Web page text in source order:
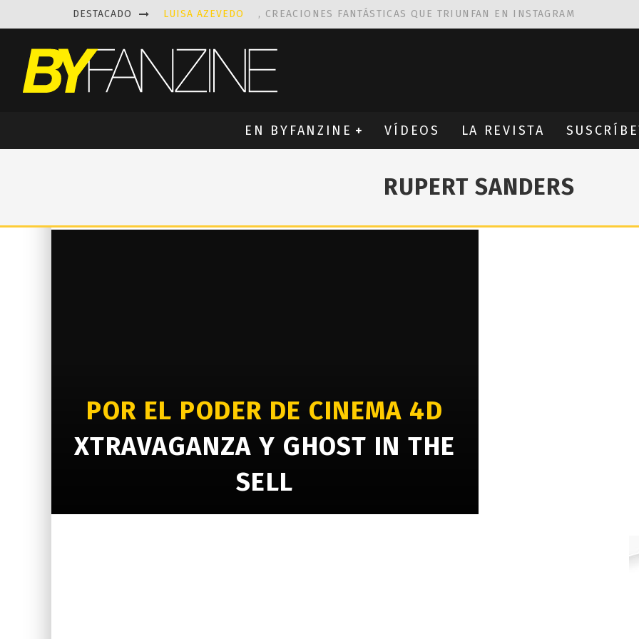
DESTACADO LUISA AZEVEDO , CREACIONES FANTÁSTICAS QUE TRIUNFAN EN INSTAGRAM
KAETHE BUTCHER EXPLORACIÓN PROVOCATIVA Y ERÓTICA
EN BYFANZINE VÍDEOS LA REVISTA
RUPERT SANDERS
POR EL PODER DE CINEMA 4D
XTRAVAGANZA Y GHOST IN THE
SELL